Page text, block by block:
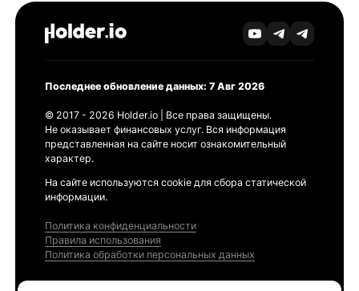
Последнее обновление данных: 7 Авг 2026
© 2017 - 2026 Holder.io | Все права защищены.
Не оказывает финансовых услуг. Вся информация
представленная на сайте носит ознакомительный
характер.
На сайте используются cookie для сбора статической
информации.
Политика конфиденциальности
Правила использования
Политика обработки персональных данных